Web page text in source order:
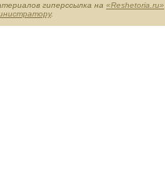
гиперссылка на «Reshetoria.ru»
.